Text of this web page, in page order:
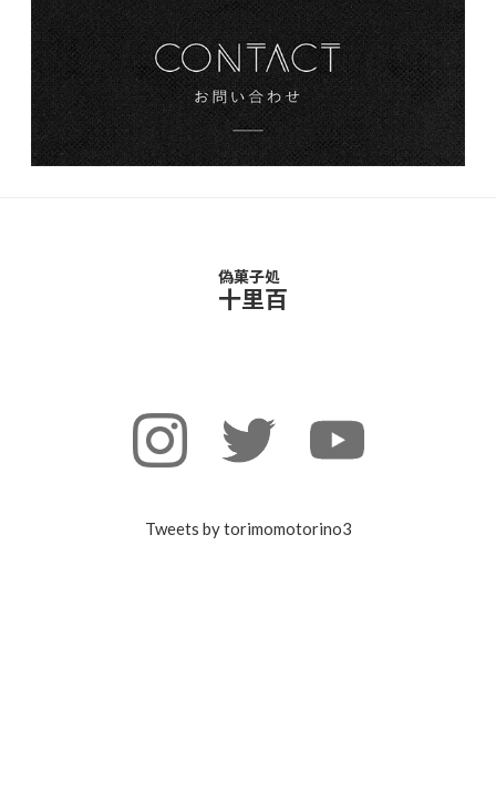
偽菓子処
十里百
Tweets by torimomotorino3